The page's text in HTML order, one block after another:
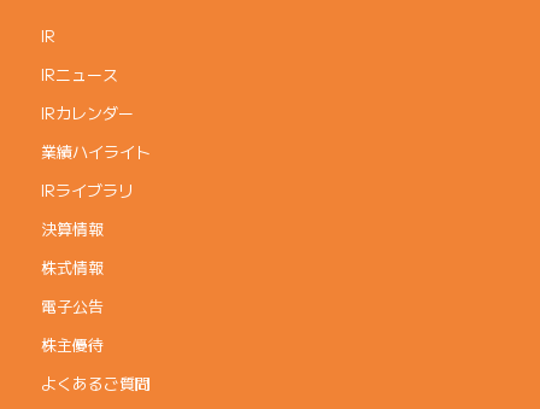
IR
IRニュース
IRカレンダー
業績ハイライト
IRライブラリ
決算情報
株式情報
電子公告
株主優待
よくあるご質問